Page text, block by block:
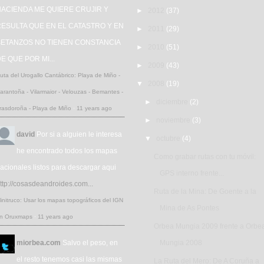
ME QUIERE CRUJIR Y
QUE EN EL CATASTRO Y EN
NO TIENEN CONSTANCIA
QUE POR MI...
del Urogallo Cantábrico: Playa de Miño -
- Vilarmaior - Velouzas - Bemantes -
- Playa de Miño · 11 years ago
david Por si a alguien le interesa
he encontrado todos los mapas
listos para descargar aqui
cosasdeandroides.com...
Usar los mapas topográficos del IGN
Oruxmaps · 11 years ago
miorbea.com Salvo el peso, en
el resto tenemos casi las mismas
► (37)
► (29)
► (51)
► (43)
▼ (19)
► (2)
► (3)
▼ (4)